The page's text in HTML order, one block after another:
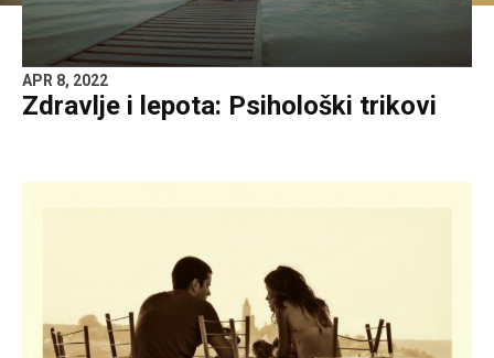
APR 8, 2022
Zdravlje i lepota: Psihološki trikovi